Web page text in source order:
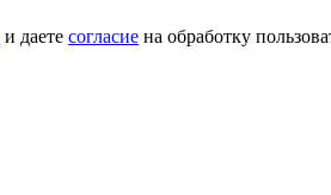
и даете согласие на обработку